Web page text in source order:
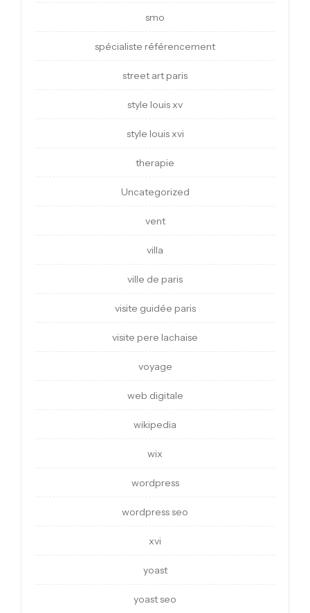
smo
spécialiste référencement
street art paris
style louis xv
style louis xvi
therapie
Uncategorized
vent
villa
ville de paris
visite guidée paris
visite pere lachaise
voyage
web digitale
wikipedia
wix
wordpress
wordpress seo
xvi
yoast
yoast seo